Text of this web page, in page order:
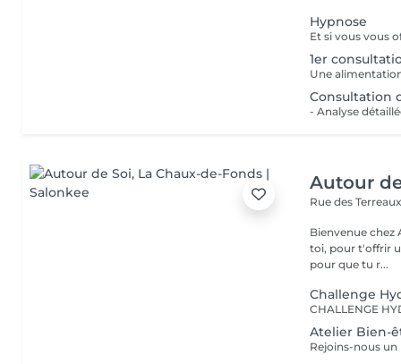
Hypnose
1er
Consultation
Autour
Rue des
Bienvenue chez
toi, pour t'offrir
pour que tu r...
Challenge
Atelier Bien-